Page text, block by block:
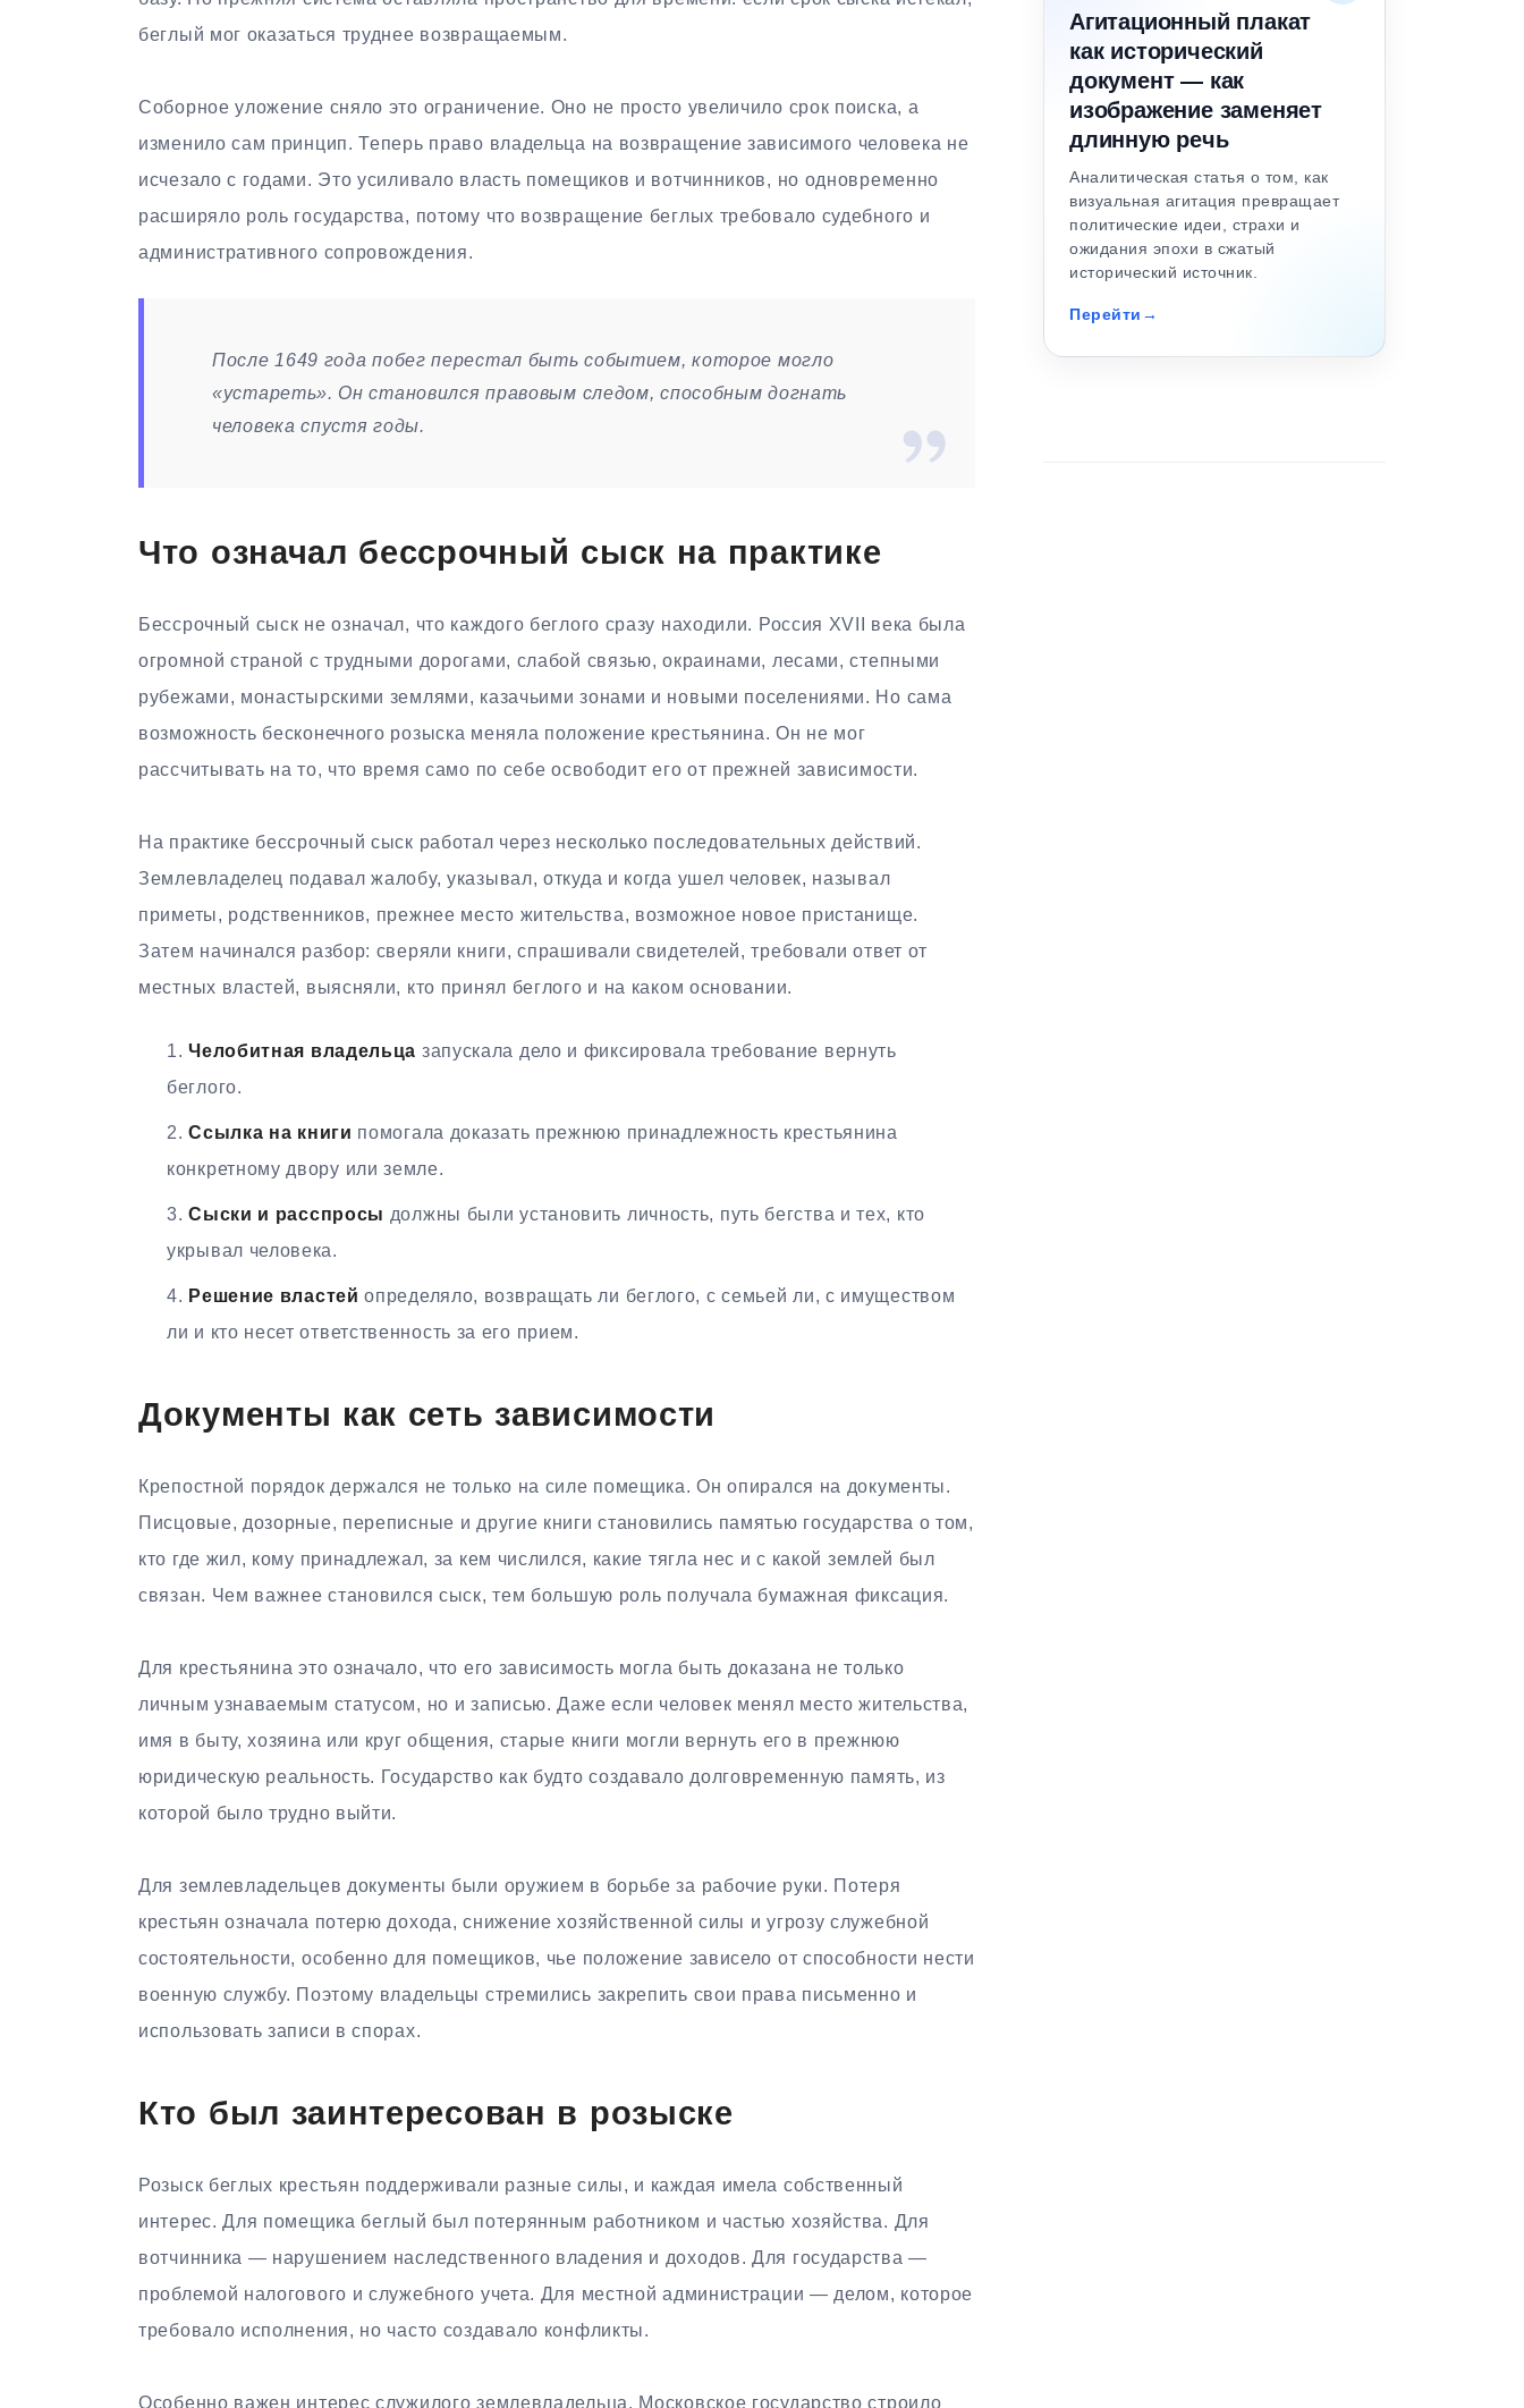
беглый мог оказаться труднее возвращаемым.
Соборное уложение сняло это ограничение. Оно не просто увеличило срок поиска, а
изменило сам принцип. Теперь право владельца на возвращение зависимого человека не
исчезало с годами. Это усиливало власть помещиков и вотчинников, но одновременно
расширяло роль государства, потому что возвращение беглых требовало судебного и
административного сопровождения.
После 1649 года побег перестал быть событием, которое могло
«устареть». Он становился правовым следом, способным догнать
человека спустя годы.
Что означал бессрочный сыск на практике
Бессрочный сыск не означал, что каждого беглого сразу находили. Россия XVII века была
огромной страной с трудными дорогами, слабой связью, окраинами, лесами, степными
рубежами, монастырскими землями, казачьими зонами и новыми поселениями. Но сама
возможность бесконечного розыска меняла положение крестьянина. Он не мог
рассчитывать на то, что время само по себе освободит его от прежней зависимости.
На практике бессрочный сыск работал через несколько последовательных действий.
Землевладелец подавал жалобу, указывал, откуда и когда ушел человек, называл
приметы, родственников, прежнее место жительства, возможное новое пристанище.
Затем начинался разбор: сверяли книги, спрашивали свидетелей, требовали ответ от
местных властей, выясняли, кто принял беглого и на каком основании.
Челобитная владельца запускала дело и фиксировала требование вернуть
беглого.
Ссылка на книги помогала доказать прежнюю принадлежность крестьянина
конкретному двору или земле.
Сыски и расспросы должны были установить личность, путь бегства и тех, кто
укрывал человека.
Решение властей определяло, возвращать ли беглого, с семьей ли, с имуществом
ли и кто несет ответственность за его прием.
Документы как сеть зависимости
Крепостной порядок держался не только на силе помещика. Он опирался на документы.
Писцовые, дозорные, переписные и другие книги становились памятью государства о том,
кто где жил, кому принадлежал, за кем числился, какие тягла нес и с какой землей был
связан. Чем важнее становился сыск, тем большую роль получала бумажная фиксация.
Для крестьянина это означало, что его зависимость могла быть доказана не только
личным узнаваемым статусом, но и записью. Даже если человек менял место жительства,
имя в быту, хозяина или круг общения, старые книги могли вернуть его в прежнюю
юридическую реальность. Государство как будто создавало долговременную память, из
которой было трудно выйти.
Для землевладельцев документы были оружием в борьбе за рабочие руки. Потеря
крестьян означала потерю дохода, снижение хозяйственной силы и угрозу служебной
состоятельности, особенно для помещиков, чье положение зависело от способности нести
военную службу. Поэтому владельцы стремились закрепить свои права письменно и
использовать записи в спорах.
Кто был заинтересован в розыске
Розыск беглых крестьян поддерживали разные силы, и каждая имела собственный
интерес. Для помещика беглый был потерянным работником и частью хозяйства. Для
вотчинника — нарушением наследственного владения и доходов. Для государства —
проблемой налогового и служебного учета. Для местной администрации — делом, которое
требовало исполнения, но часто создавало конфликты.
Особенно важен интерес служилого землевладельца. Московское государство строило
Агитационный плакат
как исторический
документ — как
изображение заменяет
длинную речь
Аналитическая статья о том, как
визуальная агитация превращает
политические идеи, страхи и
ожидания эпохи в сжатый
исторический источник.
Перейти